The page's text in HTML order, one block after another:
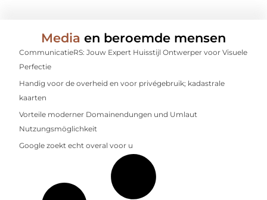
Media en beroemde mensen
CommunicatieRS: Jouw Expert Huisstijl Ontwerper voor Visuele
Perfectie
Handig voor de overheid en voor privégebruik; kadastrale
kaarten
Vorteile moderner Domainendungen und Umlaut
Nutzungsmöglichkeit
Google zoekt echt overal voor u